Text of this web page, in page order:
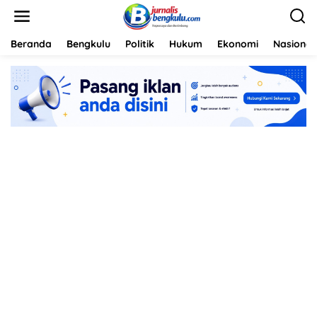
Beranda Bengkulu Politik Hukum Ekonomi Nasional